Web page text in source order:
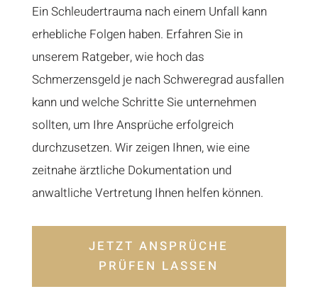
Ein Schleudertrauma nach einem Unfall kann
erhebliche Folgen haben. Erfahren Sie in
unserem Ratgeber, wie hoch das
Schmerzensgeld je nach Schweregrad ausfallen
kann und welche Schritte Sie unternehmen
sollten, um Ihre Ansprüche erfolgreich
durchzusetzen. Wir zeigen Ihnen, wie eine
zeitnahe ärztliche Dokumentation und
anwaltliche Vertretung Ihnen helfen können.
JETZT ANSPRÜCHE
PRÜFEN LASSEN